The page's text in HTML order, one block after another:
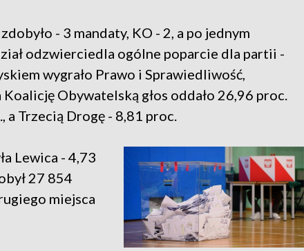
- 3 mandaty, KO - 2, a po jednym
odzwierciedla ogólne poparcie dla partii -
wygrało Prawo i Sprawiedliwość,
Obywatelską głos oddało 26,96 proc.
a Trzecią Drogę - 8,81 proc.
Lewica - 4,73
27 854
miejsca